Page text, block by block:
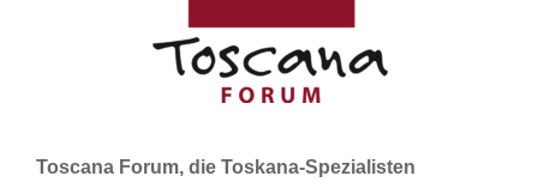
Toscana Forum, die Toskana-Spezialisten